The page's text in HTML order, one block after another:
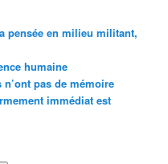
pensée en milieu militant,
humaine
pas de mémoire
immédiat est